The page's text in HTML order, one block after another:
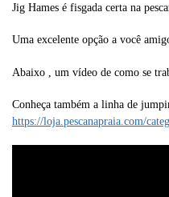
Jig Hames é fisgada certa na
Uma excelente opção a você
Abaixo , um vídeo de como se
Conheça também a linha de
https://loja.pescanapraia.com/